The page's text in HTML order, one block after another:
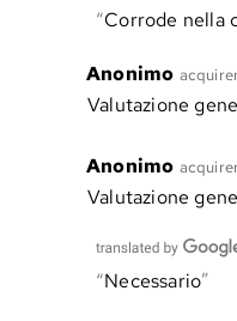
Corrode nella
Anonimo
Valutazione
Anonimo
Valutazione
Necessario